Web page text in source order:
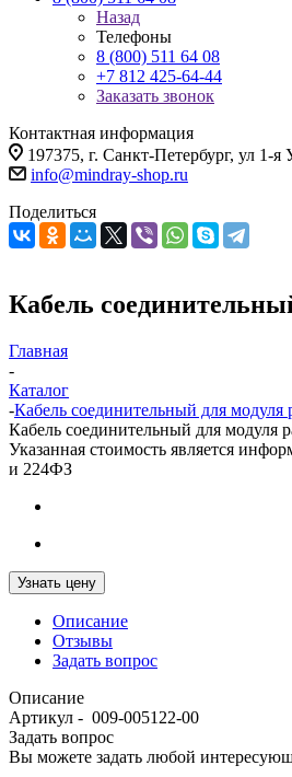
Назад
Телефоны
8 (800) 511 64 08
+7 812 425-64-44
Заказать звонок
Контактная информация
197375, г. Санкт-Петербург, ул 1-
info@mindray-shop.ru
Поделиться
Кабель
Главная
-
Каталог
-Кабель соединительный для
Кабель соединительный для модуля
Указанная стоимость является
и 224ФЗ
Узнать цену
Описание
Отзывы
Задать вопрос
Описание
Артикул - 009-005122-00
Задать вопрос
Вы можете задать любой